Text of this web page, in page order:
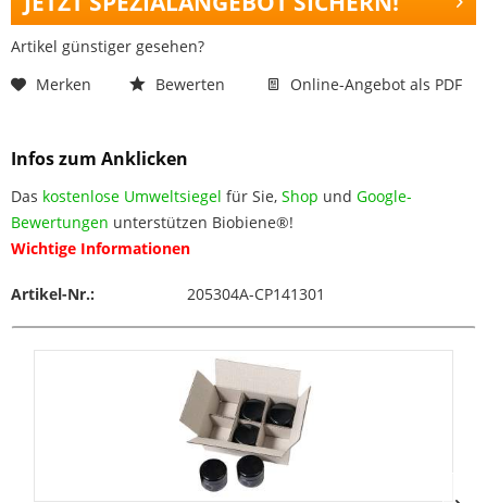
Artikel günstiger gesehen?
Merken
Bewerten Online-Angebot als PDF
Infos zum Anklicken
Das kostenlose Umweltsiegel für Sie, Shop und Google-
Bewertungen unterstützen Biobiene®!
Wichtige Informationen
Artikel-Nr.: 205304A-CP141301